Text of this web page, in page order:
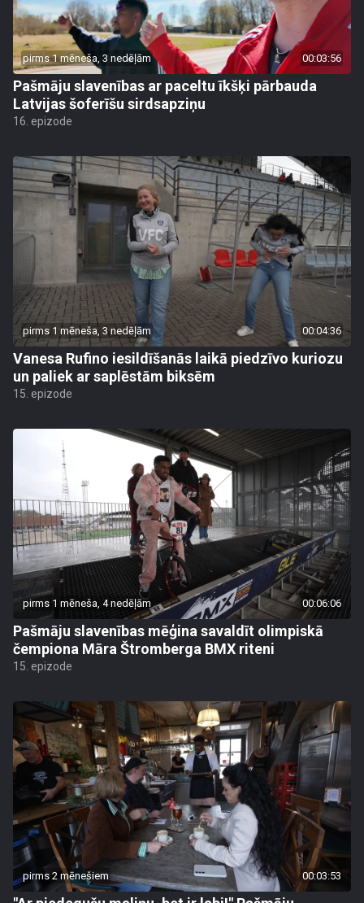
pirms 1 mēneša, 3 nedēļām 00:03:56
Pašmāju slavenības ar paceltu īkšķi pārbauda
Latvijas šoferīšu sirdsapziņu
16. epizode
pirms 1 mēneša, 3 nedēļām 00:04:36
Vanesa Rufino iesildīšanās laikā piedzīvo kuriozu
un paliek ar saplēstām biksēm
15. epizode
pirms 1 mēneša, 4 nedēļām 00:06:06
Pašmāju slavenības mēģina savaldīt olimpiskā
čempiona Māra Štromberga BMX riteni
15. epizode
pirms 2 mēnešiem 00:03:53